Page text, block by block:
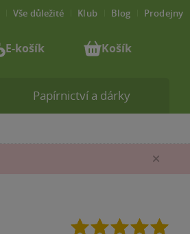
Papírnictví a dárky
Vše důležité Klub Blog Prodejny
E-košík Košík